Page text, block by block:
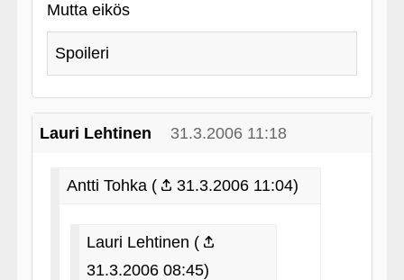
Mutta eikös
Spoileri
Lauri Lehtinen 31.3.2006 11:18
Antti Tohka ( 31.3.2006 11:04)
Lauri Lehtinen (
31.3.2006 08:45)